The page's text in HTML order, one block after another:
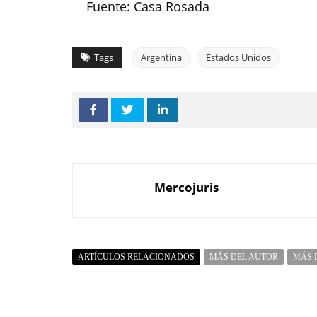
Fuente: Casa Rosada
Tags Argentina Estados Unidos
Mercojuris
ARTÍCULOS RELACIONADOS MÁS DEL AUTOR MÁS